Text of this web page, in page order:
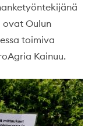
ovat Oulun
toimiva
Kainuu.